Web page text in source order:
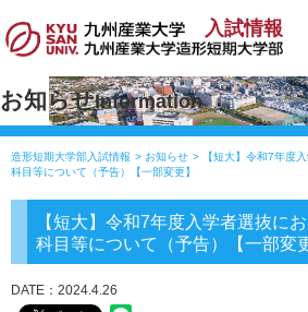
入試情報
お知らせInformation
造形短期大学部入試情報 お知らせ
【短大】令和7年度
科目等について（予告）【一部変更】
【短大】令和7年度入学者選抜に
科目等について（予告）【一部変
DATE：2024.4.26